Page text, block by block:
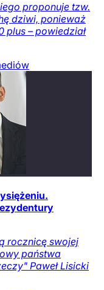
proponuje tzw.
dziwi, ponieważ
plus – powiedział
rocznicę swojej
państwa
Paweł Lisicki